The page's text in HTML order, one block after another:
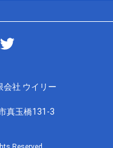
会社 ウイリー
真玉橋131-3